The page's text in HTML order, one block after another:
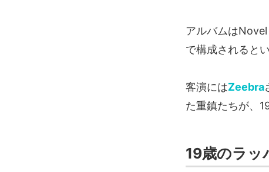
アルバムは
で構成されるとい
客演にはZeebra
た重鎮たちが、
19歳のラッ